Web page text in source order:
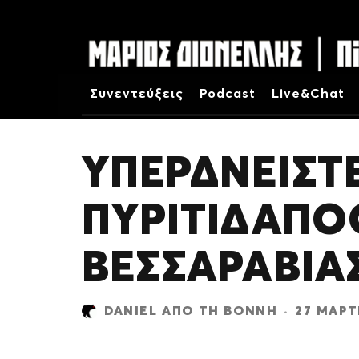
Συνεντεύξεις Podcast Live&Chat
DANIEL ΑΠΌ ΤΗ ΒΌΝΝΗ · 27